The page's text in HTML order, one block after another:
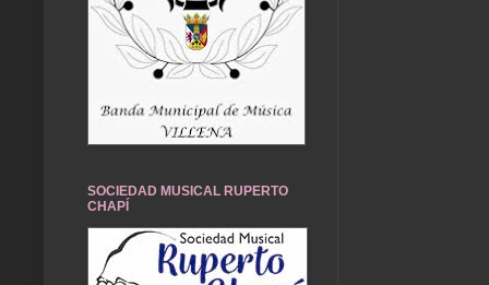
SOCIEDAD MUSICAL RUPERTO
CHAPÍ